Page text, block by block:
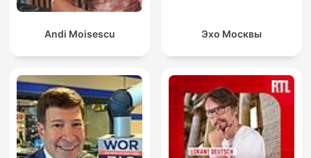
Andi Moisescu Эхо Москвы